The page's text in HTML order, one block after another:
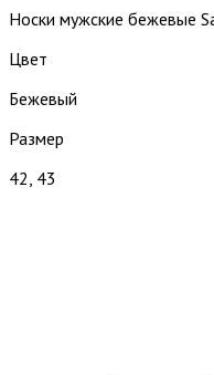
Носки мужские бежевые
Цвет
Бежевый
Размер
42, 43